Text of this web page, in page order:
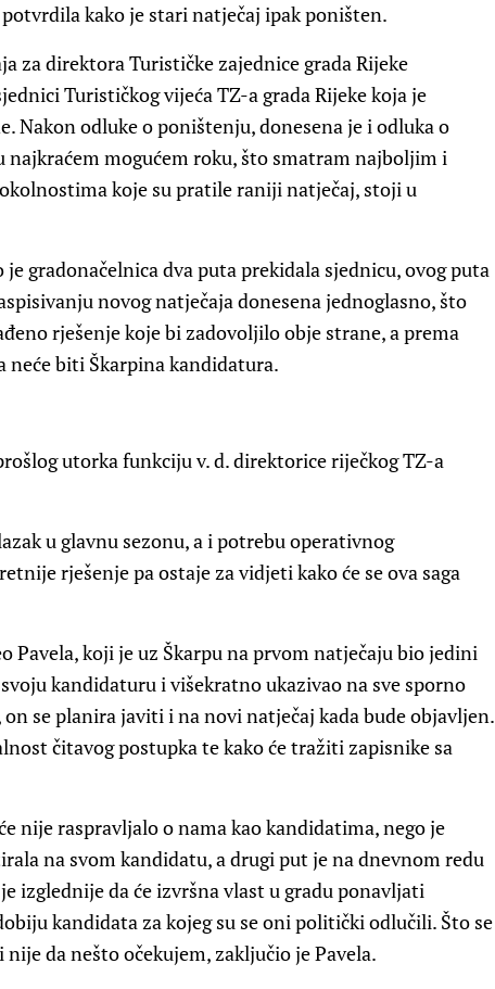
kako je stari natječaj ipak poništen.
za direktora Turističke zajednice grada Rijeke
Turističkog vijeća TZ-a grada Rijeke koja je
Nakon odluke o poništenju, donesena je i odluka o
najkraćem mogućem roku, što smatram najboljim i
koje su pratile raniji natječaj, stoji u
gradonačelnica dva puta prekidala sjednicu, ovog puta
novog natječaja donesena jednoglasno, što
rješenje koje bi zadovoljilo obje strane, a prema
neće biti Škarpina kandidatura.
utorka funkciju v. d. direktorice riječkog TZ-a
u glavnu sezonu, a i potrebu operativnog
rješenje pa ostaje za vidjeti kako će se ova saga
Pavela, koji je uz Škarpu na prvom natječaju bio jedini
kandidaturu i višekratno ukazivao na sve sporno
on se planira javiti i na novi natječaj kada bude objavljen.
čitavog postupka te kako će tražiti zapisnike sa
nije raspravljalo o nama kao kandidatima, nego je
na svom kandidatu, a drugi put je na dnevnom redu
izglednije da će izvršna vlast u gradu ponavljati
kandidata za kojeg su se oni politički odlučili. Što se
da nešto očekujem, zaključio je Pavela.